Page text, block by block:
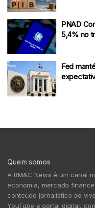
PNAD
5,4% no
Fed
Quem somos
A BM&C News é um canal
economia, mercado
conteúdo jornalístico ao
YouTube e portal digital,